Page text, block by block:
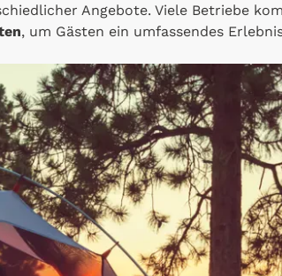
Angebote. Viele Betriebe
, um Gästen ein umfassendes